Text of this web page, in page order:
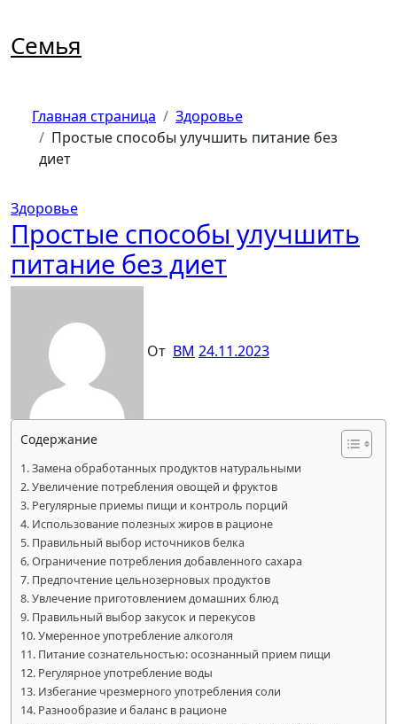
содержимому
Семья
Главная страница
Здоровье
Простые способы улучшить питание без
диет
Здоровье
Простые способы улучшить
питание без диет
От ВМ 24.11.2023
Содержание
Замена обработанных продуктов натуральными
Увеличение потребления овощей и фруктов
Регулярные приемы пищи и контроль порций
Использование полезных жиров в рационе
Правильный выбор источников белка
Ограничение потребления добавленного сахара
Предпочтение цельнозерновых продуктов
Увлечение приготовлением домашних блюд
Правильный выбор закусок и перекусов
Умеренное употребление алкоголя
Питание сознательностью: осознанный прием пищи
Регулярное употребление воды
Избегание чрезмерного употребления соли
Разнообразие и баланс в рационе